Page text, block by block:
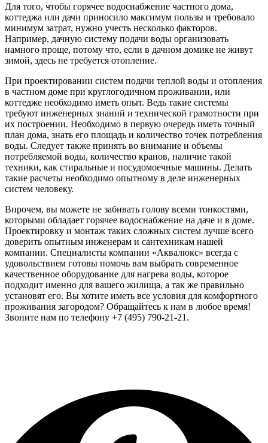
Для того, чтобы горячее водоснабжение частного дома,
коттеджа или дачи приносило максимум пользы и требовало
минимум затрат, нужно учесть несколько факторов.
Например, дачную систему подачи воды организовать
намного проще, потому что, если в дачном домике не живут
зимой, здесь не требуется отопление.
При проектировании систем подачи теплой воды и отопления
в частном доме при круглогодичном проживании, или
коттедже необходимо иметь опыт. Ведь такие системы
требуют инженерных знаний и технической грамотности при
их построении. Необходимо в первую очередь иметь точный
план дома, знать его площадь и количество точек потребления
воды. Следует также принять во внимание и объемы
потребляемой воды, количество кранов, наличие такой
техники, как стиральные и посудомоечные машины. Делать
такие расчеты необходимо опытному в деле инженерных
систем человеку.
Впрочем, вы можете не забивать голову всеми тонкостями,
которыми обладает горячее водоснабжение на даче и в доме.
Проектировку и монтаж таких сложных систем лучше всего
доверить опытным инженерам и сантехникам нашей
компании. Специалисты компании «Аквалюкс» всегда с
удовольствием готовы помочь вам выбрать современное
качественное оборудование для нагрева воды, которое
подходит именно для вашего жилища, а так же правильно
установят его. Вы хотите иметь все условия для комфортного
проживания загородом? Обращайтесь к нам в любое время!
Звоните нам по телефону +7 (495) 790-21-21.